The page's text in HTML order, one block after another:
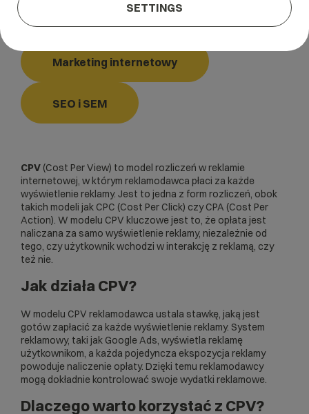
Cost Per View
Marketing internetowy
SEO i SEM
CPV (Cost Per View) to model rozliczeń w reklamie
internetowej, w którym reklamodawca płaci za każde
wyświetlenie reklamy. Jest to jedna z form rozliczeń, obok
takich modeli jak CPC (Cost Per Click) czyCPA (Cost Per
Action). W modelu CPV kluczowe jest to, że opłata jest
naliczana za samo wyświetlenie reklamy, niezależnie od
tego, czy użytkownik wchodzi w interakcję z reklamą, czy
też nie.
Jak działa CPV?
W modelu CPV reklamodawca ustala stawkę, jaką jest
gotów zapłacić za każde wyświetlenie reklamy. System
reklamowy, taki jak Google Ads, wyświetla reklamę
użytkownikom, a każda pojedyncza ekspozycja reklamy
powoduje naliczenie opłaty. Dzięki temu reklamodawcy
mogą dokładnie kontrolować swoje wydatki reklamowe.
Dlaczego warto korzystać z CPV?
SETTINGS